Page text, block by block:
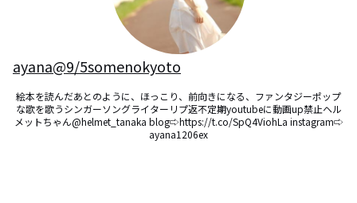
ayana@9/5somenokyoto
絵本を読んだあとのように、ほっこり、前向きになる、ファンタジーポップ
な歌を歌うシンガーソングライターリプ返不定期youtubeに動画up禁止ヘル
メットちゃん@helmet_tanaka blog⇨https://t.co/SpQ4ViohLa instagram⇨
ayana1206ex